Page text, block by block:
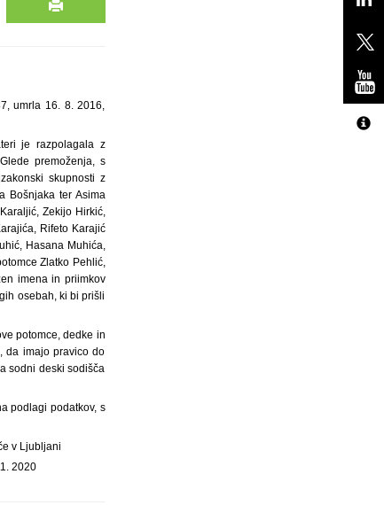
umrla 16. 8. 2016,
je razpolagala z
premoženja, s
skupnosti z
Bošnjaka ter Asima
Zekijo Hirkić,
Rifeto Karajić
Hasana Muhića,
Zlatko Pehlić,
imena in priimkov
osebah, ki bi prišli
potomce, dedke in
da imajo pravico do
sodni deski sodišča
podlagi podatkov, s
v Ljubljani
2020